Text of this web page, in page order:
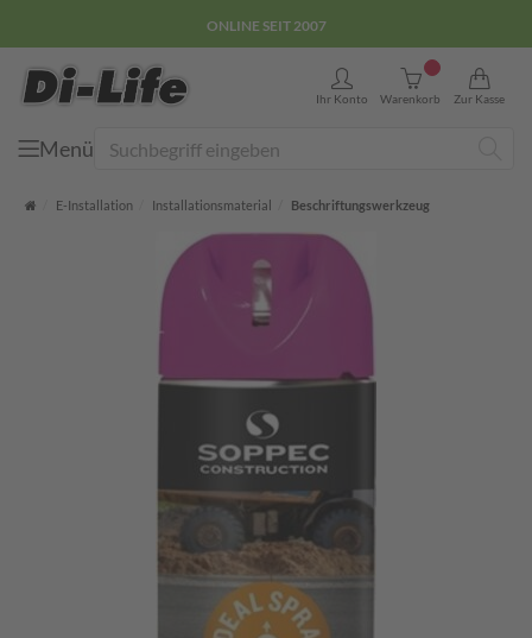
ONLINE SEIT 2007
Ihr Konto Warenkorb
0
Zur Kasse
Menü
Startseite
E-Installation Installationsmaterial Beschriftungswerkzeug